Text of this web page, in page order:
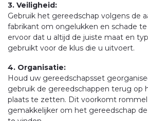
3. Veiligheid:
Gebruik het gereedschap volgens de
fabrikant om ongelukken en schade
ervoor dat u altijd de juiste maat en
gebruikt voor de klus die u uitvoert.
4. Organisatie:
Houd uw gereedschapsset
gebruik de gereedschappen terug op
plaats te zetten. Dit voorkomt
gemakkelijker om het gereedschap